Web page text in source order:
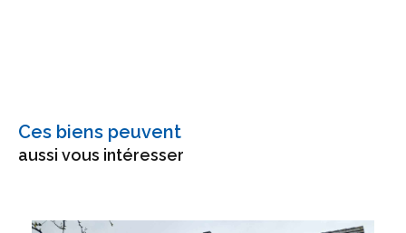
Ces biens peuvent
aussi vous intéresser